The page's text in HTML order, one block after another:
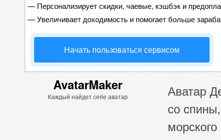
— Персонализирует скидки, чаевые, кэшбэк и
—Увеличивает доходимость и помогает больше
Начать пользоваться сервисом
AvatarMaker
Каждый найдет себе аватар
Аватар
со